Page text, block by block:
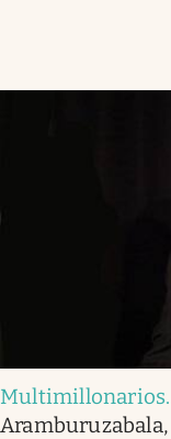
Multimillonarios.